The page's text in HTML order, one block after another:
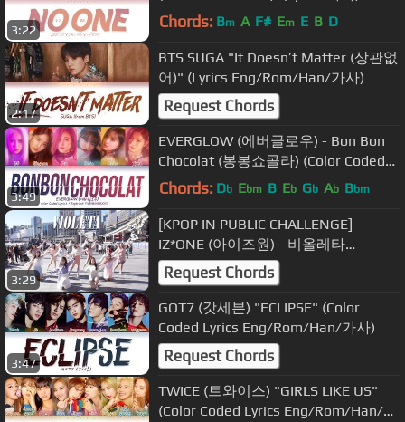
3:22 Chords: Bm A F# Em E B D
2:17
BTS SUGA "It Doesn’t Matter (상관없
어)" (Lyrics Eng/Rom/Han/가사)
Request Chords
3:49
EVERGLOW (에버글로우) - Bon Bon
Chocolat (봉봉쇼콜라) (Color Coded
Lyrics Eng/Rom/Han/가사)
Chords: Db Ebm B Eb Gb Ab Bbm
3:29
[KPOP IN PUBLIC CHALLENGE]
IZ*ONE (아이즈원) - 비올레타
(Violeta) in Australia
Request Chords
3:47
GOT7 (갓세븐) "ECLIPSE" (Color
Coded Lyrics Eng/Rom/Han/가사)
Request Chords
TWICE (트와이스) "GIRLS LIKE US"
(Color Coded Lyrics Eng/Rom/Han/가